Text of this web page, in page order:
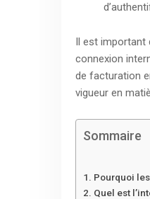
Il est important
connexion
de facturation
vigueur en
Sommaire
Pourquoi
Quel est